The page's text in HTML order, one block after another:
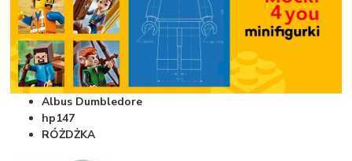
Albus Dumbledore
hp147
RÓŻDŻKA